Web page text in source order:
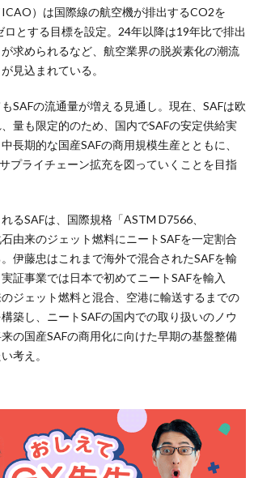
）は国際線の航空機が排出するCO2を
ロとする目標を設定。24年以降は19年比で排出
求められるなど、航空業界の脱炭素化の潮流
見込まれている。
SAFの流通量が増える見通し。現在、SAFは欧
量も限定的のため、国内でSAFの安定供給実
長期的な国産SAFの商用規模生産とともに、
プライチェーン拡充を図っていくことを目指
るSAFは、国際規格「ASTM D7566、
由来のジェット燃料にニートSAFを一定割合
伊藤忠はこれまで海外で混合されたSAFを輸
証事業では日本で初めてニートSAFを輸入
ジェット燃料と混合、空港に輸送するまでの
築し、ニートSAFの国内での取り扱いのノウ
の国産SAFの商用化に向けた早期の基盤整備
考え。